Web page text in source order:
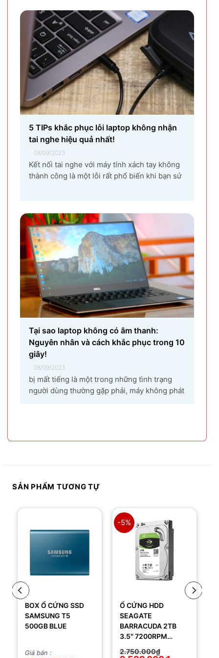
nông nay trở thành...
5 TIPs khắc phục lỗi laptop không nhận
tai nghe hiệu quả nhất!
08/09/2023
Kết nối tai nghe với máy tính xách tay không
thành công là một lỗi rất phổ biến khi bạn sử
máy tính...
Tại sao laptop không có âm thanh:
Nguyên nhân và cách khắc phục trong 10
giây!
08/09/2023
bị mất tiếng là một trong những tình trạng
người dùng thường gặp phải, máy không phát
SẢN PHẨM TƯƠNG TỰ
BOX Ổ CỨNG SSD
SAMSUNG T5
500GB BLUE
Giá bán :
-5%
Ổ CỨNG HDD
SEAGATE
BARRACUDA 2TB
3.5″ 7200RPM
2.750.000₫
Giá
Giá